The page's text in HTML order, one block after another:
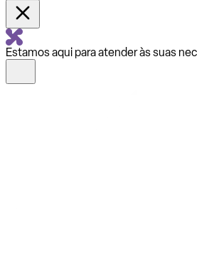
Estamos aqui para atender às suas